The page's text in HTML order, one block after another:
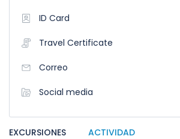
ID Card
Travel Certificate
Correo
Social media
EXCURSIONES ACTIVIDAD